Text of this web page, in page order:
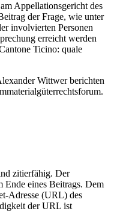
Appellationsgericht des
der Frage, wie unter
involvierten Personen
erreicht werden
Ticino: quale
Wittwer berichten
zitierfähig. Der
Ende eines Beitrags. Dem
Adresse (URL) des
der URL ist